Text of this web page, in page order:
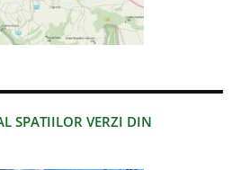
SPATIILOR VERZI DIN